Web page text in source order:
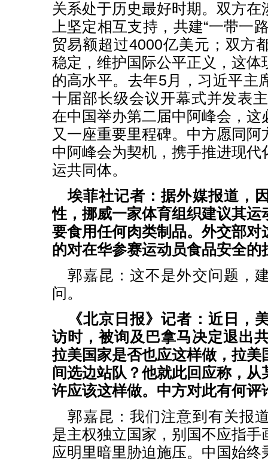
关系处于历史最好时期。双方
上坚定相互支持，共建“一带一
贸易额超过4000亿美元；双方
稳定，维护国际公平正义，这体
的高水平。去年5月，习近平主
十届部长级会议开幕式并发表
在中国举办第二届中阿峰会，这
又一座重要里程碑。中方愿同
中阿峰会为契机，携手推进现代
运共同体。
埃菲社记者：据外媒报道，
性，挪威一家体育组织建议其运
要食用任何肉类制品。外交部对
的对在华参赛运动员食品安全的
郭嘉昆：这不是外交问题，
问。
《北京日报》记者：近日，
访时，被询及巴拿马决定退出
拉美国家是否也应这样做，拉美
间选边站队？他就此回应称，
许应该这样做。中方对此有何评
郭嘉昆：我们注意到有关报
是主权独立国家，别国不应指手
应明里暗里胁迫施压。中国始